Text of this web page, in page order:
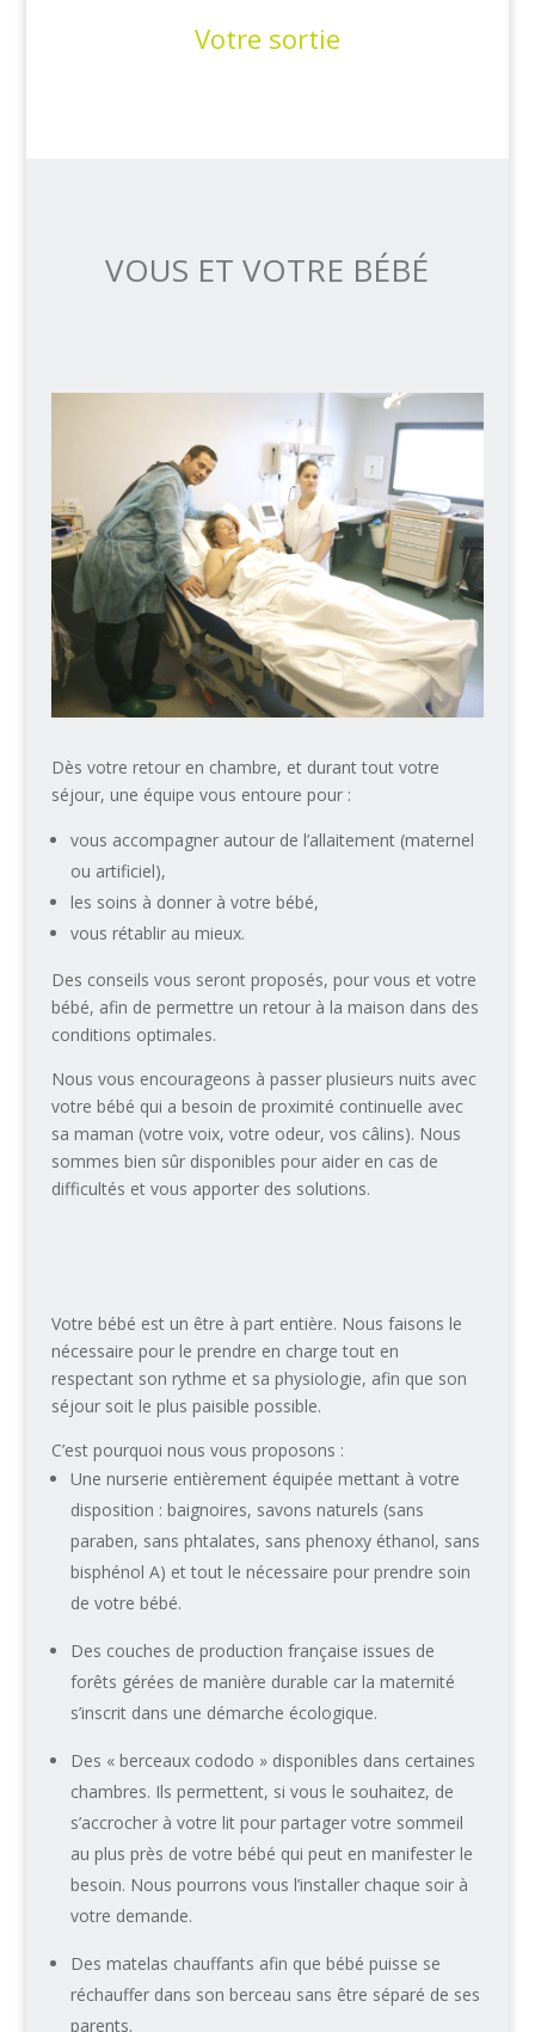
Votre sortie
VOUS ET VOTRE BÉBÉ
Dès votre retour en chambre, et durant tout votre
séjour, une équipe vous entoure pour :
vous accompagner autour de l’allaitement (maternel
ou artificiel),
les soins à donner à votre bébé,
vous rétablir au mieux.
Des conseils vous seront proposés, pour vous et votre
bébé, afin de permettre un retour à la maison dans des
conditions optimales.
Nous vous encourageons à passer plusieurs nuits avec
votre bébé qui a besoin de proximité continuelle avec
sa maman (votre voix, votre odeur, vos câlins). Nous
sommes bien sûr disponibles pour aider en cas de
difficultés et vous apporter des solutions.
Votre bébé est un être à part entière. Nous faisons le
nécessaire pour le prendre en charge tout en
respectant son rythme et sa physiologie, afin que son
séjour soit le plus paisible possible.
C’est pourquoi nous vous proposons :
Une nurserie entièrement équipée mettant à votre
disposition : baignoires, savons naturels (sans
paraben, sans phtalates, sans phenoxy éthanol, sans
bisphénol A) et tout le nécessaire pour prendre soin
de votre bébé.
Des couches de production française issues de
forêts gérées de manière durable car la maternité
s’inscrit dans une démarche écologique.
Des « berceaux cododo » disponibles dans certaines
chambres. Ils permettent, si vous le souhaitez, de
s’accrocher à votre lit pour partager votre sommeil
au plus près de votre bébé qui peut en manifester le
besoin. Nous pourrons vous l’installer chaque soir à
votre demande.
Des matelas chauffants afin que bébé puisse se
réchauffer dans son berceau sans être séparé de ses
parents.